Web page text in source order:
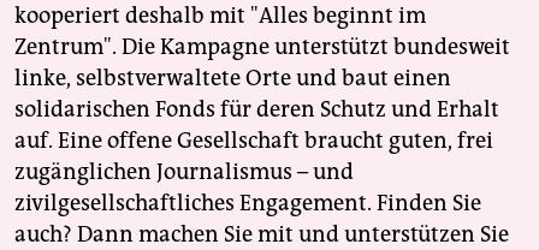
kooperiert deshalb mit "Alles beginnt im
Zentrum". Die Kampagne unterstützt bundesweit
linke, selbstverwaltete Orte und baut einen
solidarischen Fonds für deren Schutz und Erhalt
auf. Eine offene Gesellschaft braucht guten, frei
zugänglichen Journalismus – und
zivilgesellschaftliches Engagement. Finden Sie
auch? Dann machen Sie mit und unterstützen Sie